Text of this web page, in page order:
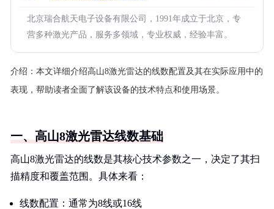
北京瑞合航天电子设备有限公司，1991年成立于北京，专
营多种激光产品，服务多领域，专业权威，经验丰富。
介绍： 本文详细介绍高山8激光雷达的线数配置及其在实际应用中的
表现，帮助读者全面了解该设备的技术特点和使用场景。
一、高山8激光雷达线数基础
高山8激光雷达的线数是其核心技术参数之一，决定了其扫
描精度和覆盖范围。具体来看：
线数配置：通常为8线或16线